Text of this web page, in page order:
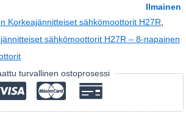
Ilmainen
Korkeajännitteiset sähkömoottorit H27R
sähkömoottorit H27R – 8-napainen
turvallinen ostoprosessi